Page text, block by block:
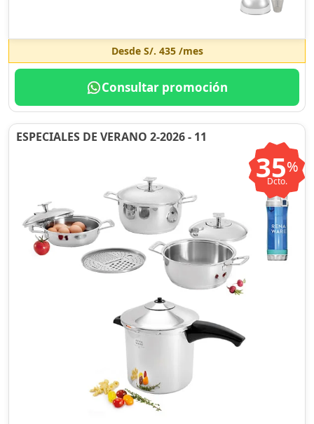
Desde S/. 435/mes
Consultar promoción
ESPECIALES DE VERANO 2-2026 - 11
35%
Dcto.